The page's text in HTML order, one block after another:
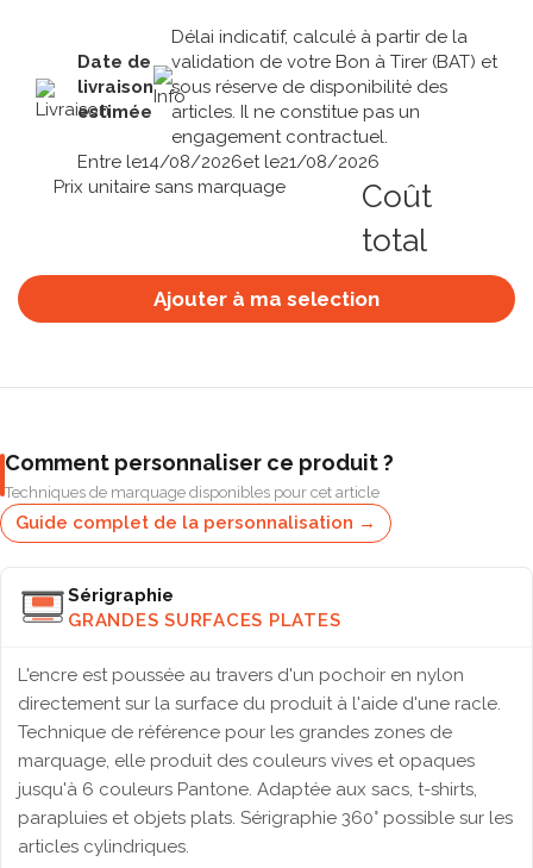
Date de
livraison
estimée
Délai indicatif, calculé à partir de la
validation de votre Bon à Tirer (BAT) et
sous réserve de disponibilité des
articles. Il ne constitue pas un
engagement contractuel.
Entre le14/08/2026et le21/08/2026
Prix unitaire sans marquage
Coût
total
Ajouter à ma selection
Comment personnaliser ce produit ?
Techniques de marquage disponibles pour cet article
Guide complet de la personnalisation →
Sérigraphie
GRANDES SURFACES PLATES
L'encre est poussée au travers d'un pochoir en nylon
directement sur la surface du produit à l'aide d'une racle.
Technique de référence pour les grandes zones de
marquage, elle produit des couleurs vives et opaques
jusqu'à 6 couleurs Pantone. Adaptée aux sacs, t-shirts,
parapluies et objets plats. Sérigraphie 360° possible sur les
articles cylindriques.